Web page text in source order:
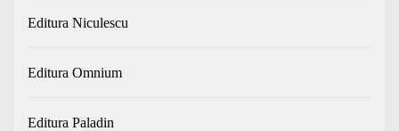
Editura Niculescu
Editura Omnium
Editura Paladin